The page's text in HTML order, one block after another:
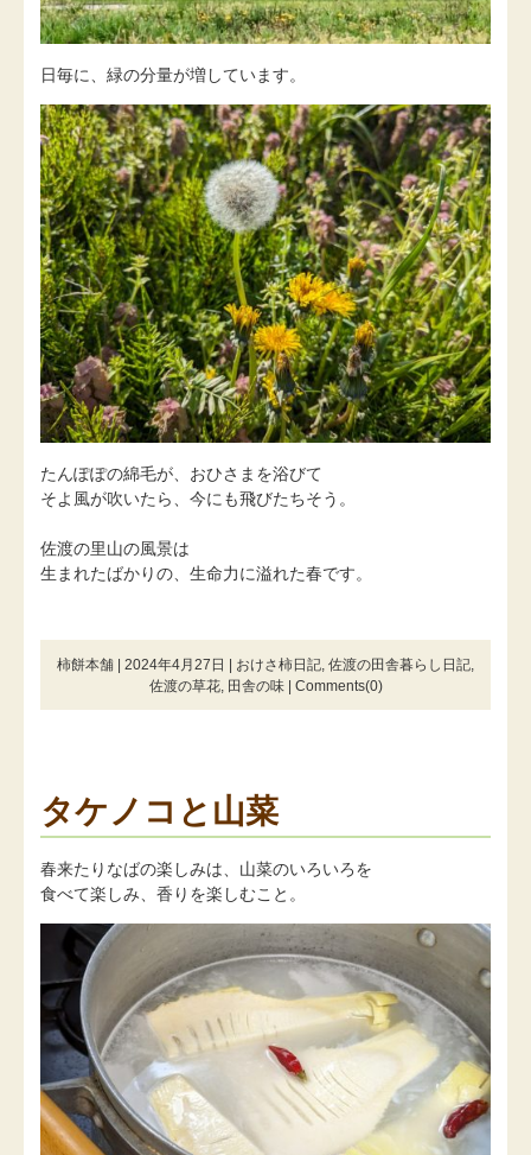
日毎に、緑の分量が増しています。
たんぽぽの綿毛が、おひさまを浴びて
そよ風が吹いたら、今にも飛びたちそう。
佐渡の里山の風景は
生まれたばかりの、生命力に溢れた春です。
柿餅本舗 | 2024年4月27日 | おけさ柿日記 佐渡の田舎暮らし日記
佐渡の草花, 田舎の味| Comments(0)
タケノコと山菜
春来たりなばの楽しみは、山菜のいろいろを
食べて楽しみ、香りを楽しむこと。